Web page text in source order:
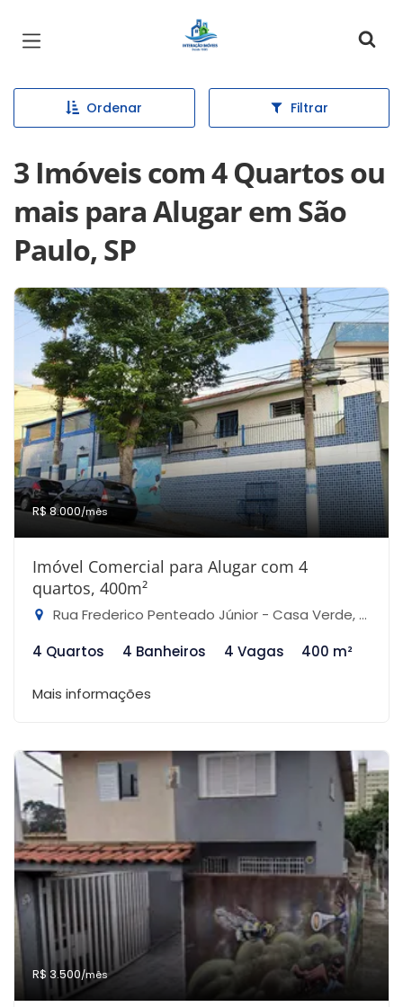
Página inicial
Ordenar Filtrar
3 Imóveis com 4 Quartos ou
mais para Alugar em São
Paulo, SP
R$ 8.000/mês
Imóvel Comercial para Alugar com 4
quartos, 400m²
Rua Frederico Penteado Júnior - Casa Verde, São Paulo-SP
4 Quartos
4 Banheiros 4 Vagas 400 m²
Mais informações
R$ 3.500/mês